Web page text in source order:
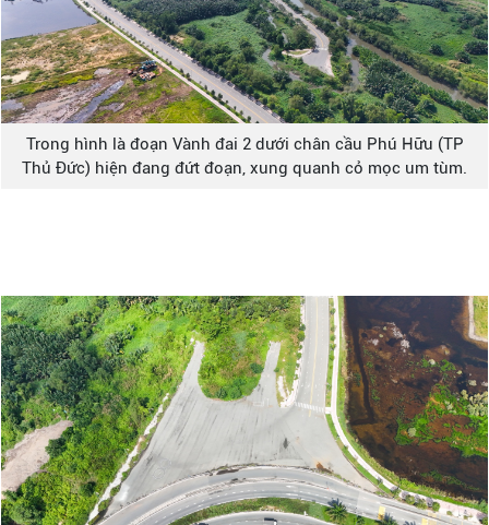
Trong hình là đoạn Vành đai 2 dưới chân cầu Phú Hữu (TP
Thủ Đức) hiện đang đứt đoạn, xung quanh cỏ mọc um tùm.